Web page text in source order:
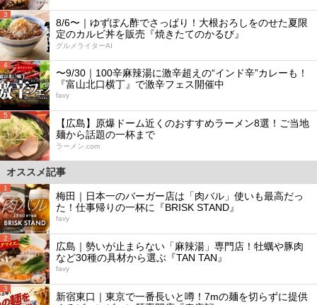
3
8/6〜｜ゆずぽん酢でさっぱり！大根おろしをのせた夏限
定のカルビ丼を販売『焼きたてのかるび』
グルメライターAI
4
〜9/30｜100辛麻辣湯に激辛超えの“インド辛”カレーも！
『富山北口横丁』で激辛フェス開催中
favy
5
【広島】原爆ドーム近くのおすすめラーメン8選！ご当地
麺から話題の一杯まで
ラーメン.com
オススメ記事
1
梅田｜日本一のバーガー店は「肉バル」使いも最高だっ
た！仕事帰りの一杯に『BRISK STAND』
favy
2
広島｜勢いが止まらない「麻辣湯」専門店！牡蠣や豚肉
など30種の具材から選ぶ『TAN TAN』
favy
3
新宿東口｜東京で一番長いと噂！7mの麺を切らずに提供